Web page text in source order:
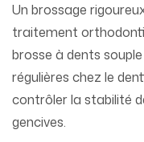
Un brossage
traitement
brosse à dents
régulières chez le
contrôler la stabilité
gencives.